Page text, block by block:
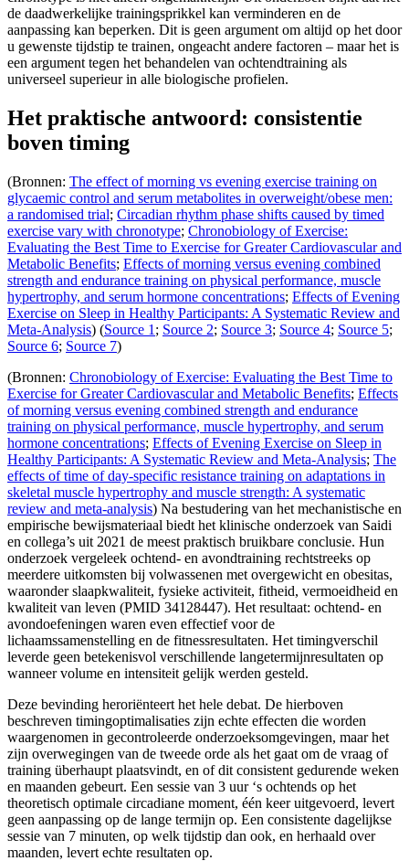
de daadwerkelijke trainingsprikkel kan verminderen en de
aanpassing kan beperken. Dit is geen argument om altijd op het door
u gewenste tijdstip te trainen, ongeacht andere factoren – maar het is
een argument tegen het behandelen van ochtendtraining als
universeel superieur in alle biologische profielen.
Het praktische antwoord: consistentie
boven timing
(Bronnen: The effect of morning vs evening exercise training on
glycaemic control and serum metabolites in overweight/obese men:
a randomised trial; Circadian rhythm phase shifts caused by timed
exercise vary with chronotype; Chronobiology of Exercise:
Evaluating the Best Time to Exercise for Greater Cardiovascular and
Metabolic Benefits; Effects of morning versus evening combined
strength and endurance training on physical performance, muscle
hypertrophy, and serum hormone concentrations; Effects of Evening
Exercise on Sleep in Healthy Participants: A Systematic Review and
Meta-Analysis) (Source 1 ; Source 2; Source 3; Source 4; Source 5;
Source 6; Source 7)
(Bronnen: Chronobiology of Exercise: Evaluating the Best Time to
Exercise for Greater Cardiovascular and Metabolic Benefits; Effects
of morning versus evening combined strength and endurance
training on physical performance, muscle hypertrophy, and serum
hormone concentrations; Effects of Evening Exercise on Sleep in
Healthy Participants: A Systematic Review and Meta-Analysis; The
effects of time of day-specific resistance training on adaptations in
skeletal muscle hypertrophy and muscle strength: A systematic
review and meta-analysis) Na bestudering van het mechanistische en
empirische bewijsmateriaal biedt het klinische onderzoek van Saidi
en collega’s uit 2021 de meest praktisch bruikbare conclusie. Hun
onderzoek vergeleek ochtend- en avondtraining rechtstreeks op
meerdere uitkomsten bij volwassenen met overgewicht en obesitas,
waaronder slaapkwaliteit, fysieke activiteit, fitheid, vermoeidheid en
kwaliteit van leven (PMID 34128447). Het resultaat: ochtend- en
avondoefeningen waren even effectief voor de
lichaamssamenstelling en de fitnessresultaten. Het timingverschil
leverde geen betekenisvol verschillende langetermijnresultaten op
wanneer volume en intensiteit gelijk werden gesteld.
Deze bevinding heroriënteert het hele debat. De hierboven
beschreven timingoptimalisaties zijn echte effecten die worden
waargenomen in gecontroleerde onderzoeksomgevingen, maar het
zijn overwegingen van de tweede orde als het gaat om de vraag of
training überhaupt plaatsvindt, en of dit consistent gedurende weken
en maanden gebeurt. Een sessie van 3 uur ‘s ochtends op het
theoretisch optimale circadiane moment, één keer uitgevoerd, levert
geen aanpassing op de lange termijn op. Een consistente dagelijkse
sessie van 7 minuten, op welk tijdstip dan ook, en herhaald over
maanden, levert echte resultaten op.